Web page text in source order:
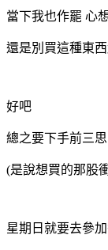
當下我也作罷 心
還是別買這種東
好吧
總之要下手前三
(是說想買的那股
星期日就要去參